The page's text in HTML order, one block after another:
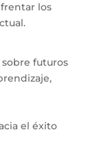
los
futuros
el éxito